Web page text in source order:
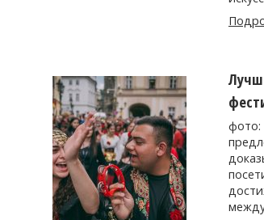
фото: